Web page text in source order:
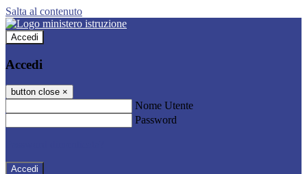
Salta al contenuto
Accedi
Accedi
button close ×
Nome Utente
Password